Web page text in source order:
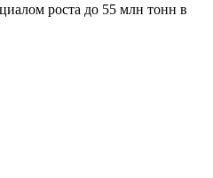
роста до 55 млн тонн в